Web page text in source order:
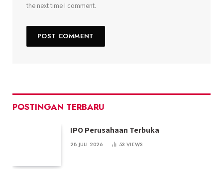
the next time I comment.
POSTINGAN TERBARU
IPO Perusahaan Terbuka
28 JULI 2026 53VIEWS